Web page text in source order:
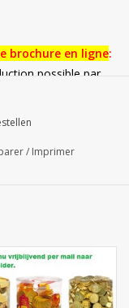
brochure en ligne:
possible par
/ Imprimer